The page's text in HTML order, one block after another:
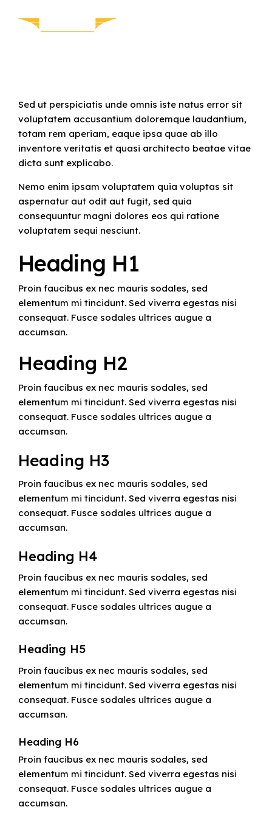
Sed ut perspiciatis unde omnis iste natus error sit
voluptatem accusantium doloremque laudantium,
totam rem aperiam, eaque ipsa quae ab illo
inventore veritatis et quasi architecto beatae vitae
dicta sunt explicabo.
Nemo enim ipsam voluptatem quia voluptas sit
aspernatur aut odit aut fugit, sed quia
consequuntur magni dolores eos qui ratione
voluptatem sequi nesciunt.
Heading H1
Proin faucibus ex nec mauris sodales, sed
elementum mi tincidunt. Sed viverra egestas nisi
consequat. Fusce sodales ultrices augue a
accumsan.
Heading H2
Proin faucibus ex nec mauris sodales, sed
elementum mi tincidunt. Sed viverra egestas nisi
consequat. Fusce sodales ultrices augue a
accumsan.
Heading H3
Proin faucibus ex nec mauris sodales, sed
elementum mi tincidunt. Sed viverra egestas nisi
consequat. Fusce sodales ultrices augue a
accumsan.
Heading H4
Proin faucibus ex nec mauris sodales, sed
elementum mi tincidunt. Sed viverra egestas nisi
consequat. Fusce sodales ultrices augue a
accumsan.
Heading H5
Proin faucibus ex nec mauris sodales, sed
elementum mi tincidunt. Sed viverra egestas nisi
consequat. Fusce sodales ultrices augue a
accumsan.
Heading H6
Proin faucibus ex nec mauris sodales, sed
elementum mi tincidunt. Sed viverra egestas nisi
consequat. Fusce sodales ultrices augue a
accumsan.